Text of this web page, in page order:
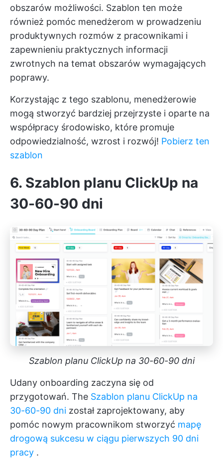
obszarów możliwości. Szablon ten może
również pomóc menedżerom w prowadzeniu
produktywnych rozmów z pracownikami i
zapewnieniu praktycznych informacji
zwrotnych na temat obszarów wymagających
poprawy.
Korzystając z tego szablonu, menedżerowie
mogą stworzyć bardziej przejrzyste i oparte na
współpracy środowisko, które promuje
odpowiedzialność, wzrost i rozwój! Pobierz ten
szablon
6. Szablon planu ClickUp na
30-60-90 dni
Szablon planu ClickUp na 30-60-90 dni
Udany onboarding zaczyna się od
przygotowań. The Szablon planu ClickUp na
30-60-90 dni został zaprojektowany, aby
pomóc nowym pracownikom stworzyć mapę
drogową sukcesu w ciągu pierwszych 90 dni
pracy .